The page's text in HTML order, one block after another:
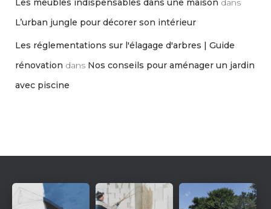
Les meubles indispensables dans une maison dans
L’urban jungle pour décorer son intérieur
Les réglementations sur l'élagage d'arbres | Guide
rénovation dans Nos conseils pour aménager un jardin
avec piscine